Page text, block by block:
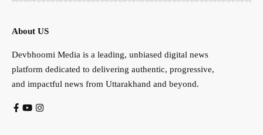
About US
Devbhoomi Media is a leading, unbiased digital news
platform dedicated to delivering authentic, progressive,
and impactful news from Uttarakhand and beyond.